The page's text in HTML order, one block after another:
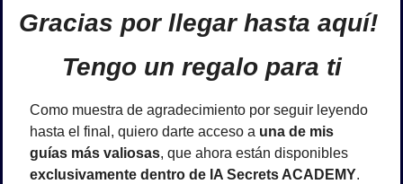
Gracias por llegar hasta aquí!
Tengo un regalo para ti
Como muestra de agradecimiento por seguir leyendo
hasta el final, quiero darte acceso a una de mis
guías más valiosas
exclusivamente dentro de IA Secrets ACADEMY.